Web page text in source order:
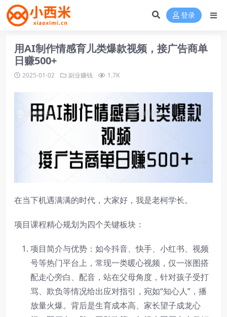
登录
用AI制作情感育儿类爆款视频，接广告商单
日赚500+
2025-01-02 副业赚钱 1.7K
在当下机遇满满的时代，大家好，我是老柯学长。
项目课程精心规划为四个关键板块：
项目简介与优势：如今抖音、快手、小红书、视频
号等热门平台上，常现一类暖心视频，仅一张图搭
配走心旁白、配音，站在父母角度，针对孩子受打
骂、欺负等情况给出应对指引，宛如“知心人”，播
放量火爆。背后是生育成本高、家长望子成龙心